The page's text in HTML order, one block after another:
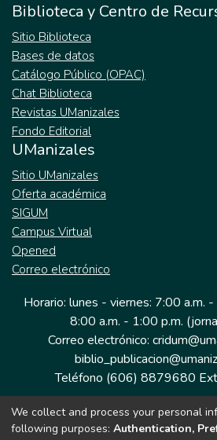
Biblioteca y Centro de
Sitio Biblioteca
Bases de datos
Catálogo Público (OPAC)
Chat Biblioteca
Revistas UManizales
Fondo Editorial
UManizales
Sitio UManizales
Oferta académica
SIGUM
Campus Virtual
Opened
Correo electrónico
Horario: lunes - viernes: 7:00 a.m.
8:00 a.m. - 1:00 p.m.
Correo electrónico:
Teléfono (606) 8879680
Dirección: Cra 9 a # 19-03
Manizales,
We collect and process your personal
following purposes: Authentication,